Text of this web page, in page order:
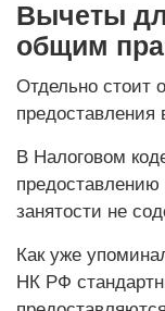
Вычеты
общим
Отдельно стоит
В Налоговом
занятости не
Как уже
НК РФ